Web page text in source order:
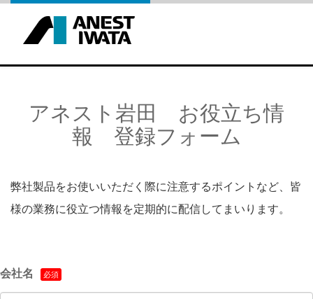
アネスト岩田 お役立ち情
報 登録フォーム
弊社製品をお使いいただく際に注意するポイントなど、 皆
様の業務に役立つ情報を定期的に配信してまいります。
会社名